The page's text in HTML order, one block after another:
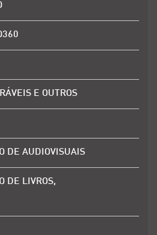
E OUTROS
DE AUDIOVISUAIS
DE LIVROS,